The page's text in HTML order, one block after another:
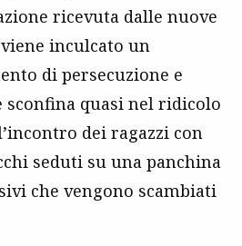
ricevuta dalle nuove
inculcato un
di persecuzione e
sconfina quasi nel ridicolo
dei ragazzi con
seduti su una panchina
che vengono scambiati